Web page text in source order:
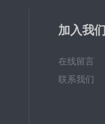
加入我们
在线留言
联系我们